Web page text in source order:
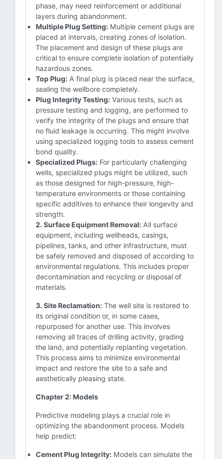
phase, may need reinforcement or additional
layers during abandonment.
Multiple Plug Setting: Multiple cement plugs are
placed at intervals, creating zones of isolation.
The placement and design of these plugs are
critical to ensure complete isolation of potentially
hazardous zones.
Top Plug: A final plug is placed near the surface,
sealing the wellbore completely.
Plug Integrity Testing: Various tests, such as
pressure testing and logging, are performed to
verify the integrity of the plugs and ensure that
no fluid leakage is occurring. This might involve
using specialized logging tools to assess cement
bond quality.
Specialized Plugs: For particularly challenging
wells, specialized plugs might be utilized, such
as those designed for high-pressure, high-
temperature environments or those containing
specific additives to enhance their longevity and
strength.
2. Surface Equipment Removal: All surface
equipment, including wellheads, casings,
pipelines, tanks, and other infrastructure, must
be safely removed and disposed of according to
environmental regulations. This includes proper
decontamination and recycling or disposal of
materials.
3. Site Reclamation: The well site is restored to
its original condition or, in some cases,
repurposed for another use. This involves
removing all traces of drilling activity, grading
the land, and potentially replanting vegetation.
This process aims to minimize environmental
impact and restore the site to a safe and
aesthetically pleasing state.
Chapter 2: Models
Predictive modeling plays a crucial role in
optimizing the abandonment process. Models
help predict:
Cement Plug Integrity: Models can simulate the